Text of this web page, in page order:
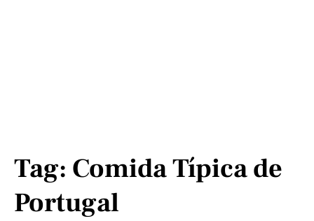
Tag: Comida Típica de
Portugal